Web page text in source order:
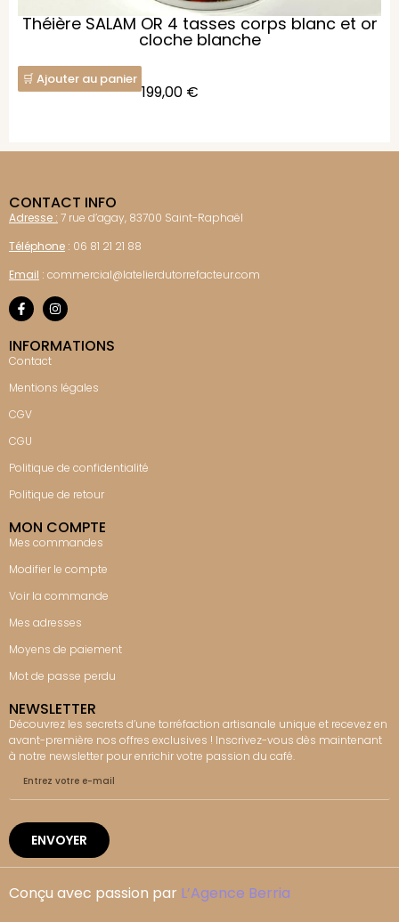
Théière SALAM OR 4 tasses corps blanc et or
cloche blanche
Ajouter au panier
199,00 €
CONTACT INFO
Adresse : 7 rue d’agay, 83700 Saint-Raphaël
Téléphone : 06 81 21 21 88
Email : commercial@latelierdutorrefacteur.com
INFORMATIONS
Contact
Mentions légales
CGV
CGU
Politique de confidentialité
Politique de retour
MON COMPTE
Mes commandes
Modifier le compte
Voir la commande
Mes adresses
Moyens de paiement
Mot de passe perdu
NEWSLETTER
Découvrez les secrets d’une torréfaction artisanale unique et recevez en
avant-première nos offres exclusives ! Inscrivez-vous dès maintenant
à notre newsletter pour enrichir votre passion du café.
ENVOYER
Conçu avec passion par L’Agence Berria